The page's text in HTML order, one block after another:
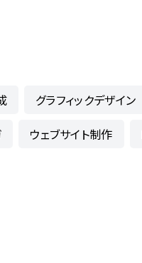
グラフィックデザイン
ウェブサイト制作